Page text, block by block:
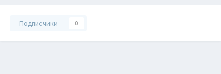
Подписчики 0